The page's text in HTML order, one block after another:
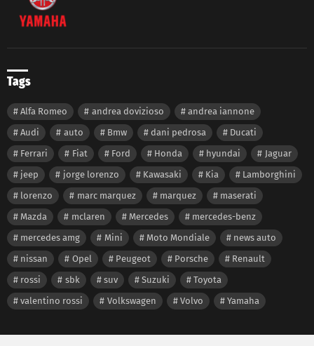
Tags
Alfa Romeo andrea dovizioso
andrea iannone
Audi
auto Bmw dani pedrosa
Ducati
Ferrari
Fiat Ford Honda hyundai
Jaguar
jeep
jorge lorenzo Kawasaki Kia
Lamborghini
lorenzo
marc marquez marquez
maserati
Mazda
mclaren Mercedes
mercedes-benz
mercedes amg
Mini Moto Mondiale
news auto
nissan
Opel Peugeot Porsche
Renault
rossi
sbk suv Suzuki
Toyota
valentino rossi
Volkswagen Volvo Yamaha